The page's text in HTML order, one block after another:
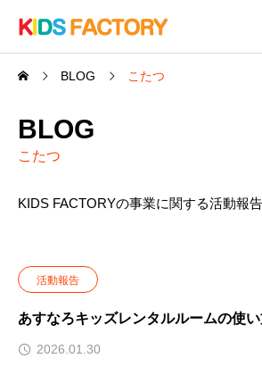
BLOG こたつ
BLOG
こたつ
KIDS FACTORYの事業に関する活動報告
活動報告
あすなろキッズレンタルルームの使
2026.01.30